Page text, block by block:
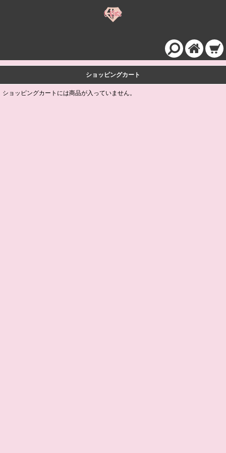
ショッピングカート
ショッピングカートには商品が入っていません。